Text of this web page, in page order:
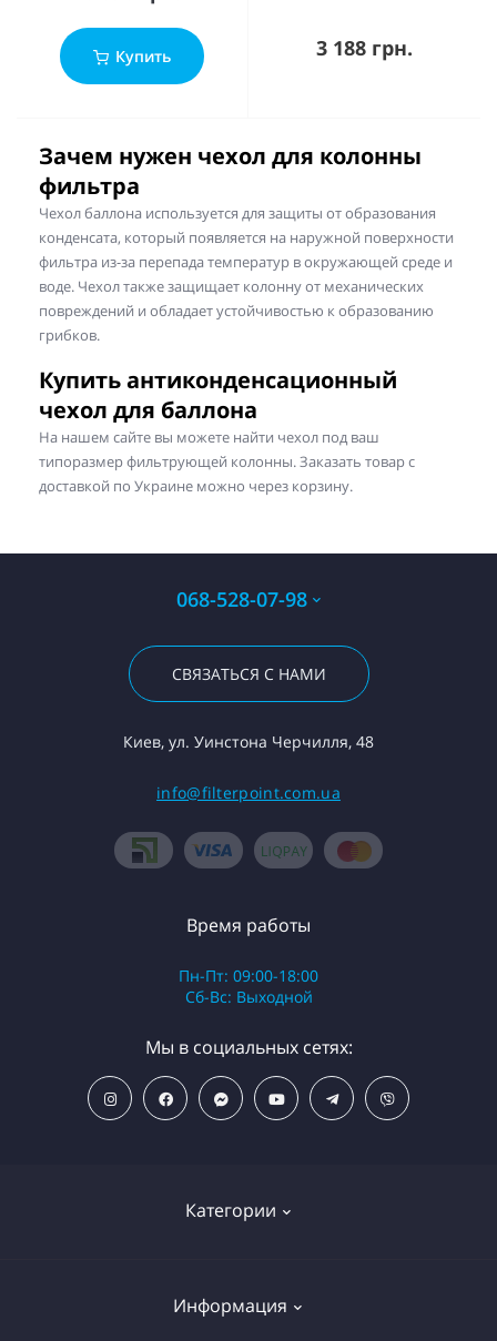
Купить 3 188 грн.
Зачем нужен чехол для колонны
фильтра
Чехол баллона используется для защиты от образования
конденсата, который появляется на наружной поверхности
фильтра из-за перепада температур в окружающей среде и
воде. Чехол также защищает колонну от механических
повреждений и обладает устойчивостью к образованию
грибков.
Купить антиконденсационный
чехол для баллона
На нашем сайте вы можете найти чехол под ваш
типоразмер фильтрующей колонны. Заказать товар с
доставкой по Украине можно через корзину.
068-528-07-98
СВЯЗАТЬСЯ С НАМИ
Киев, ул. Уинстона Черчилля, 48
info@filterpoint.com.ua
Категории
ПОПУЛЯРНЫЕ ТОВАРЫ
Информация
Время работы
Пн-Пт: 09:00-18:00
Сб-Вс: Выходной
Мы в социальных сетях: